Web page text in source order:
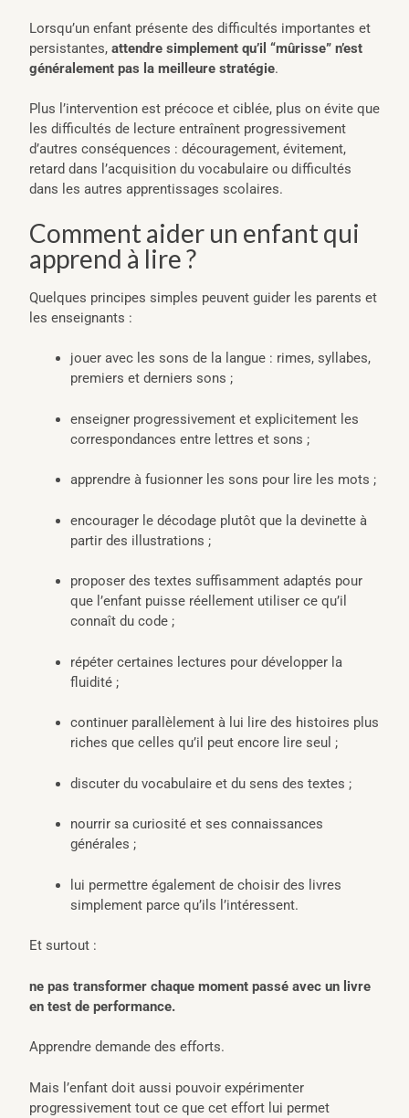
Lorsqu’un enfant présente des difficultés importantes et
persistantes, attendre simplement qu’il “mûrisse” n’est
généralement pas la meilleure stratégie.
Plus l’intervention est précoce et ciblée, plus on évite que
les difficultés de lecture entraînent progressivement
d’autres conséquences : découragement, évitement,
retard dans l’acquisition du vocabulaire ou difficultés
dans les autres apprentissages scolaires.
Comment aider un enfant qui
apprend à lire ?
Quelques principes simples peuvent guider les parents et
les enseignants :
jouer avec les sons de la langue : rimes, syllabes,
premiers et derniers sons ;
enseigner progressivement et explicitement les
correspondances entre lettres et sons ;
apprendre à fusionner les sons pour lire les mots ;
encourager le décodage plutôt que la devinette à
partir des illustrations ;
proposer des textes suffisamment adaptés pour
que l’enfant puisse réellement utiliser ce qu’il
connaît du code ;
répéter certaines lectures pour développer la
fluidité ;
continuer parallèlement à lui lire des histoires plus
riches que celles qu’il peut encore lire seul ;
discuter du vocabulaire et du sens des textes ;
nourrir sa curiosité et ses connaissances
générales ;
lui permettre également de choisir des livres
simplement parce qu’ils l’intéressent.
Et surtout :
ne pas transformer chaque moment passé avec un livre
en test de performance.
Apprendre demande des efforts.
Mais l’enfant doit aussi pouvoir expérimenter
progressivement tout ce que cet effort lui permet